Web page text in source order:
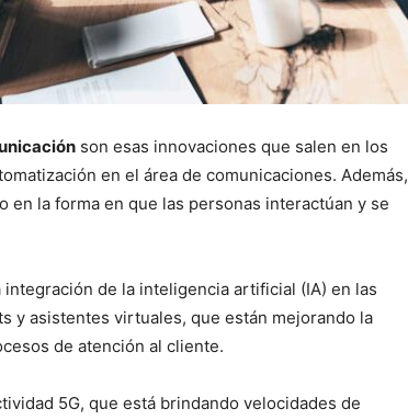
son esas innovaciones que salen en los
en el área de comunicaciones. Además,
en la forma en que las personas interactúan y se
de la inteligencia artificial (IA) en las
y asistentes virtuales, que están mejorando la
de atención al cliente.
5G, que está brindando velocidades de